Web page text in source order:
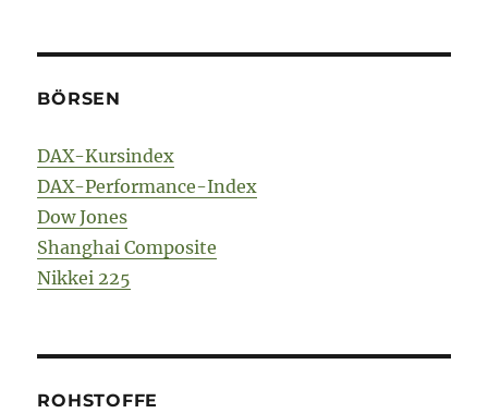
BÖRSEN
DAX-Kursindex
DAX-Performance-Index
Dow Jones
Shanghai Composite
Nikkei 225
ROHSTOFFE